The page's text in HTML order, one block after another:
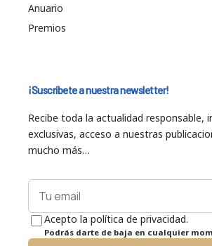
Anuario
Premios
¡Suscríbete a nuestra newsletter!
Recibe toda la actualidad responsable,
exclusivas, acceso a nuestras
mucho más…
Acepto la política de privacidad.
Podrás darte de baja en cualquier